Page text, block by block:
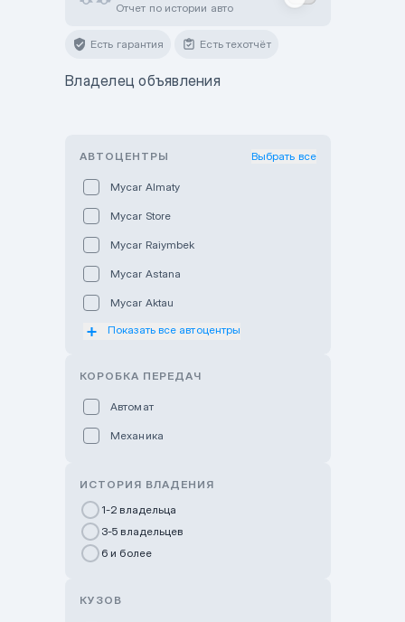
Отчет по истории авто
Есть гарантия Есть техотчёт
Владелец объявления
АВТОЦЕНТРЫ Выбрать все
Mycar Almaty
Mycar Store
Mycar Raiymbek
Mycar Astana
Mycar Aktau
Mycar Uralsk
GWM Nurly Zhol
Chery Astana
Показать все автоцентры
КОРОБКА ПЕРЕДАЧ
Автомат
Механика
ИСТОРИЯ ВЛАДЕНИЯ
1-2 владельца
3-5 владельцев
6 и более
КУЗОВ